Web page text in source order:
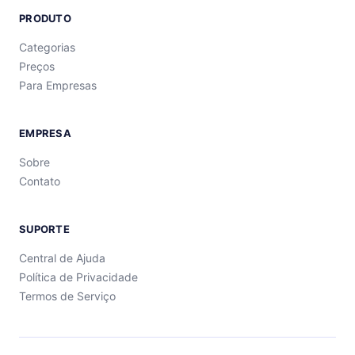
PRODUTO
Categorias
Preços
Para Empresas
EMPRESA
Sobre
Contato
SUPORTE
Central de Ajuda
Política de Privacidade
Termos de Serviço